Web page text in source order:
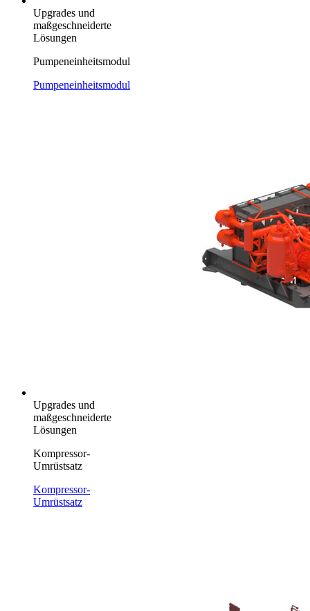
Upgrades und
maßgeschneiderte
Lösungen
Pumpeneinheitsmodul
Pumpeneinheitsmodul
Upgrades und
maßgeschneiderte
Lösungen
Kompressor-
Umrüstsatz
Kompressor-
Umrüstsatz